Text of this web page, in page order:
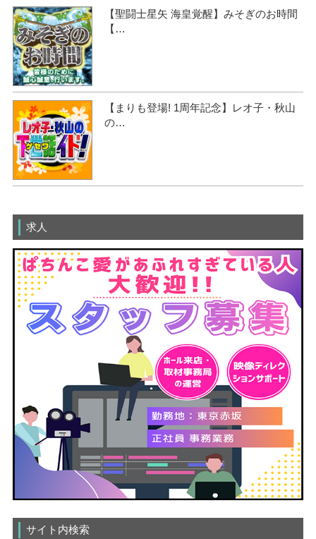
【聖闘士星矢 海皇覚醒】みそぎのお時間
【…
【まりも登場! 1周年記念】レオ子・秋山
の…
求人
サイト内検索